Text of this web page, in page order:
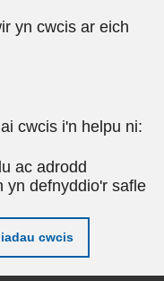
yn cwcis ar eich
cwcis i'n helpu ni:
ac adrodd
yn defnyddio'r safle
cwcis